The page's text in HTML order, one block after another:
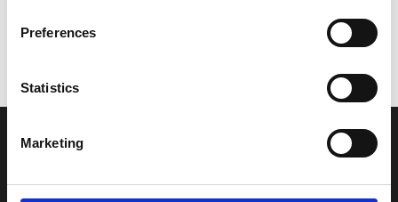
Preferences
Statistics
Marketing
Vi oplever i øjeblikket store og hyppige prisændringer i markedet.
leveres, eller hvor prisen afviger fra det viste. Vi kontakter dig
naturligvis, hvis dette er tilfældet.
INFORMATIONER